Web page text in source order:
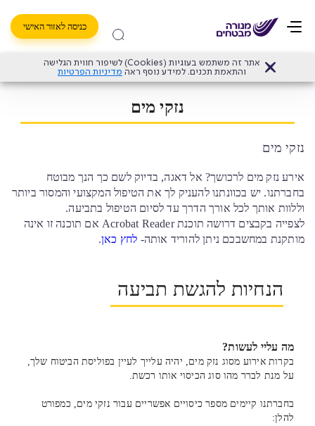
כניסה לאזור האישי
אתר זה משתמש בעוגיות (Cookies) לשיפור חווית הגלישה
והתאמת תכנים. למידע נוסף ראה מדיניות הפרטיות
> תביעות > תביעות דירה > תביעות - נזקי מים > נזקי מים
נזקי מים
נזקי מים
אירע נזק מים לרכושך? אל דאגה, בדיוק לשם כך הנך מבוטח
בחברתנו. יש בכוונתנו להעניק לך את הטיפול המקצועי והמסור ביותר
וללוות אותך לכל אורך הדרך עד לסיום הטיפול בתביעה.
לצפייה בקבצים דרושה תוכנת Acrobat Reader אם תוכנה זו אינה
מותקנת במחשבכם ניתן להוריד אותה- לחץ כאן.
הנחיות להגשת תביעה
מה עליי לעשות?
בקרות אירוע מסוג נזק מים, יהיה עלייך לעיין בפוליסת הביטוח שלך,
על מנת לברר מהו סוג הכיסוי אותו רכשת.
בחברתנו קיימים מספר כיסויים אפשריים עבור נזקי מים, כמפורט
להלן: